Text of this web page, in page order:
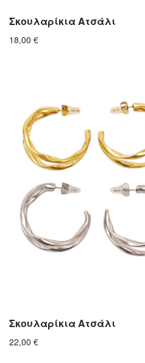
Σκουλαρίκια Ατσάλι
18,00 €
Σκουλαρίκια Ατσάλι
22,00 €